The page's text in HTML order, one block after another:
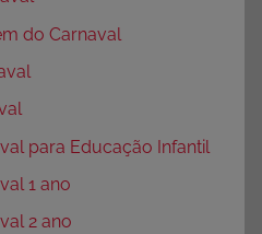
do Carnaval
para Educação Infantil
1 ano
2 ano